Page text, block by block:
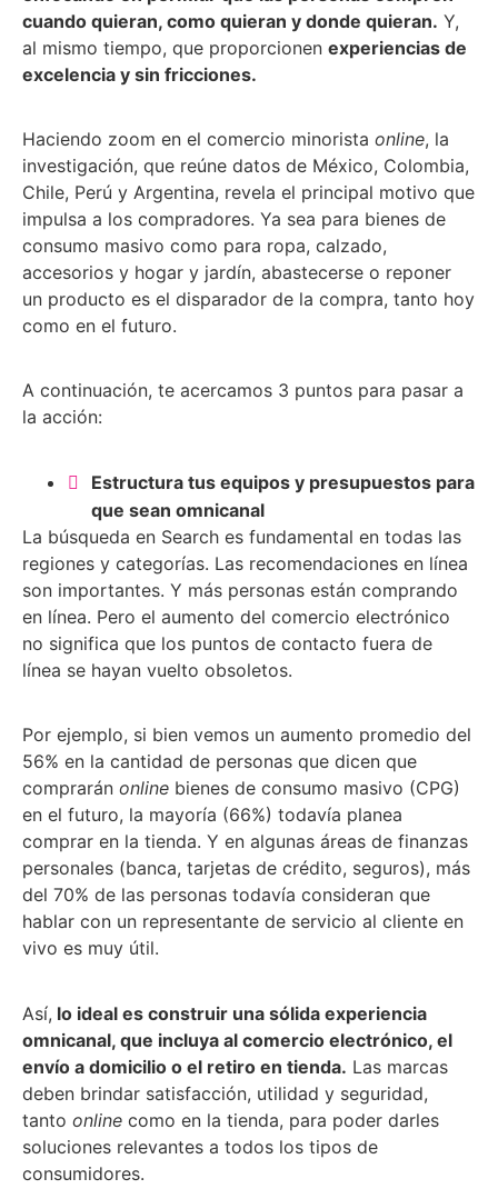
cuando quieran, como quieran y donde quieran. Y,
al mismo tiempo, que proporcionen experiencias de
excelencia y sin fricciones.
Haciendo zoom en el comercio minorista online, la
investigación, que reúne datos de México, Colombia,
Chile, Perú y Argentina, revela el principal motivo que
impulsa a los compradores. Ya sea para bienes de
consumo masivo como para ropa, calzado,
accesorios y hogar y jardín, abastecerse o reponer
un producto es el disparador de la compra, tanto hoy
como en el futuro.
A continuación, te acercamos 3 puntos para pasar a
la acción:
Estructura tus equipos y presupuestos para
que sean omnicanal
La búsqueda en Search es fundamental en todas las
regiones y categorías. Las recomendaciones en línea
son importantes. Y más personas están comprando
en línea. Pero el aumento del comercio electrónico
no significa que los puntos de contacto fuera de
línea se hayan vuelto obsoletos.
Por ejemplo, si bien vemos un aumento promedio del
56% en la cantidad de personas que dicen que
comprarán online bienes de consumo masivo (CPG)
en el futuro, la mayoría (66%) todavía planea
comprar en la tienda. Y en algunas áreas de finanzas
personales (banca, tarjetas de crédito, seguros), más
del 70% de las personas todavía consideran que
hablar con un representante de servicio al cliente en
vivo es muy útil.
Así, lo ideal es construir una sólida experiencia
omnicanal, que incluya al comercio electrónico, el
envío a domicilio o el retiro en tienda. Las marcas
deben brindar satisfacción, utilidad y seguridad,
tanto online como en la tienda, para poder darles
soluciones relevantes a todos los tipos de
consumidores.